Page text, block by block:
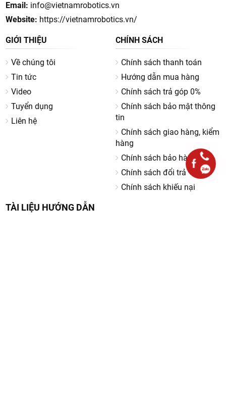
Email: info@vietnamrobotics.vn
Website: https://vietnamrobotics.vn/
GIỚI THIỆU
Về chúng tôi
Tin tức
Video
Tuyển dụng
Liên hệ
CHÍNH SÁCH
Chính sách thanh toán
Hướng dẫn mua hàng
Chính sách trả góp 0%
Chính sách bảo mật thông
tin
Chính sách giao hàng, kiểm
hàng
Chính sách bảo hành
Chính sách đổi trả
Chính sách khiếu nại
TÀI LIỆU HƯỚNG DẪN